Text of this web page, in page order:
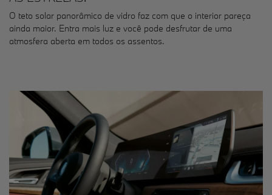
O teto solar panorâmico de vidro faz com que o interior pareça
ainda maior. Entra mais luz e você pode desfrutar de uma
atmosfera aberta em todos os assentos.